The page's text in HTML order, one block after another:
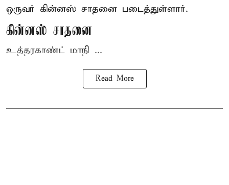
ஒருவர் கின்னஸ் சாதனை படைத்துள்ளார்.
கின்னஸ் சாதனை
உத்தரகாண்ட் மாநி ...
Read More